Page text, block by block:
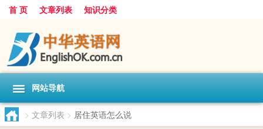
首 页 文章列表 知识分类
网站导航
> 文章列表 > 居住英语怎么说